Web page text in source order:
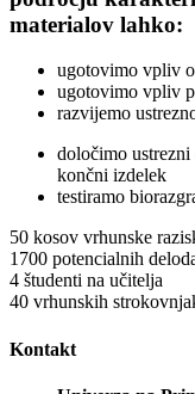
materialov lahko:
ugotovimo vpliv
ugotovimo vpliv
razvijemo
določimo
končni izdelek
testiramo
50 kosov vrhunske
1700 potencialnih
4 študenti na učitelja
40 vrhunskih
Kontakt